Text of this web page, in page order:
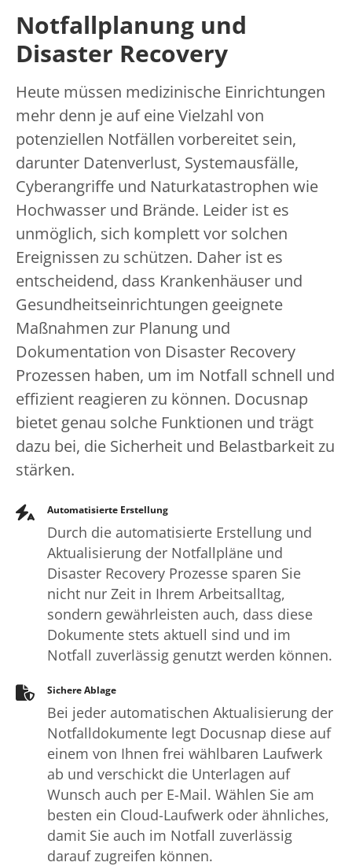
Notfallplanung und
Disaster Recovery
Heute müssen medizinische Einrichtungen
mehr denn je auf eine Vielzahl von
potenziellen Notfällen vorbereitet sein,
darunter Datenverlust, Systemausfälle,
Cyberangriffe und Naturkatastrophen wie
Hochwasser und Brände. Leider ist es
unmöglich, sich komplett vor solchen
Ereignissen zu schützen. Daher ist es
entscheidend, dass Krankenhäuser und
Gesundheitseinrichtungen geeignete
Maßnahmen zur Planung und
Dokumentation von Disaster Recovery
Prozessen haben, um im Notfall schnell und
effizient reagieren zu können. Docusnap
bietet genau solche Funktionen und trägt
dazu bei, die Sicherheit und Belastbarkeit zu
stärken.
Automatisierte Erstellung
Durch die automatisierte Erstellung und
Aktualisierung der Notfallpläne und
Disaster Recovery Prozesse sparen Sie
nicht nur Zeit in Ihrem Arbeitsalltag,
sondern gewährleisten auch, dass diese
Dokumente stets aktuell sind und im
Notfall zuverlässig genutzt werden können.
Sichere Ablage
Bei jeder automatischen Aktualisierung der
Notfalldokumente legt Docusnap diese auf
einem von Ihnen frei wählbaren Laufwerk
ab und verschickt die Unterlagen auf
Wunsch auch per E-Mail. Wählen Sie am
besten ein Cloud-Laufwerk oder ähnliches,
damit Sie auch im Notfall zuverlässig
darauf zugreifen können.